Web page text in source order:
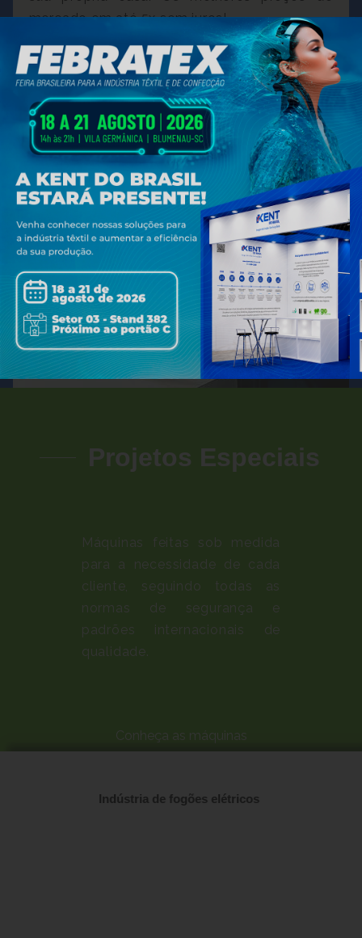
mercado em até 5x sem juros!
Projetos Especiais
Máquinas feitas sob medida
para a necessidade de cada
cliente, seguindo todas as
normas de segurança e
padrões internacionais de
qualidade.
Conheça as máquinas
Indústria de fogões elétricos